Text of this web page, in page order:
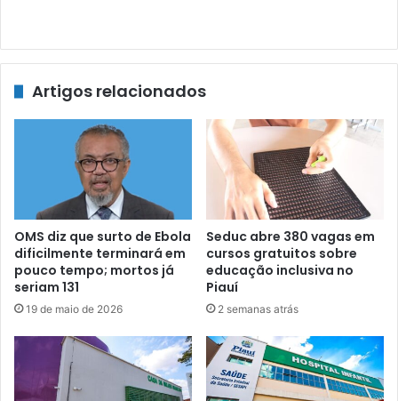
Artigos relacionados
OMS diz que surto de Ebola
dificilmente terminará em
pouco tempo; mortos já
seriam 131
19 de maio de 2026
Seduc abre 380 vagas em
cursos gratuitos sobre
educação inclusiva no
Piauí
2 semanas atrás